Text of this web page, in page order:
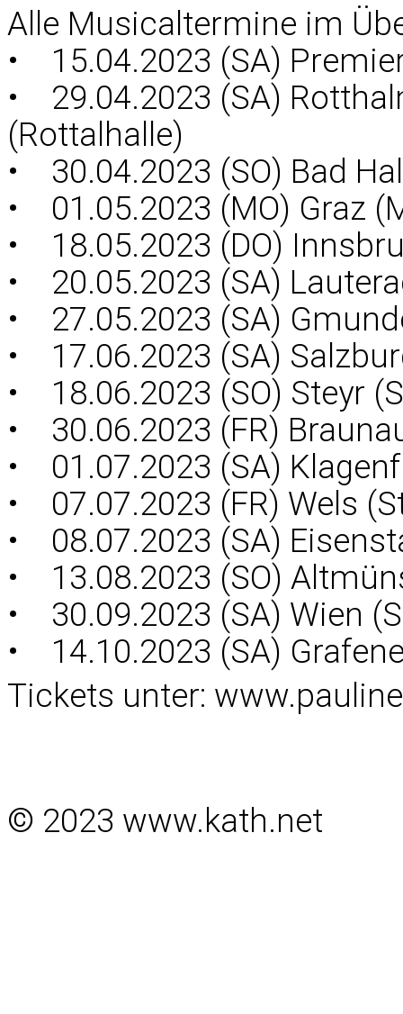
Alle Musicaltermine im
• 15.04.2023 (SA)
• 29.04.2023 (SA)
(Rottalhalle)
• 30.04.2023 (SO) Bad
• 01.05.2023 (MO) Graz
• 18.05.2023 (DO)
• 20.05.2023 (SA)
• 27.05.2023 (SA)
• 17.06.2023 (SA)
• 18.06.2023 (SO) Steyr
• 30.06.2023 (FR)
• 01.07.2023 (SA)
• 07.07.2023 (FR) Wels
• 08.07.2023 (SA)
• 13.08.2023 (SO)
• 30.09.2023 (SA) Wien
• 14.10.2023 (SA)
Tickets unter:
© 2023 www.kath.net